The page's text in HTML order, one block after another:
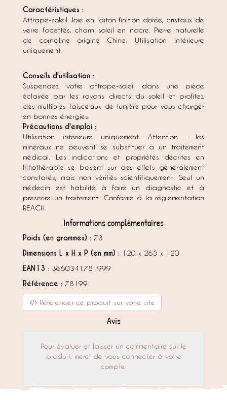
Caractéristiques :
Attrape-soleil Joie en laiton finition dorée, cristaux de
verre facettés, charm soleil en nacre. Pierre naturelle
de cornaline origine Chine. Utilisation intérieure
uniquement.
Conseils d'utilisation :
Suspendez votre attrape-soleil dans une pièce
éclairée par les rayons directs du soleil et profitez
des multiples faisceaux de lumière pour vous charger
en bonnes énergies.
Précautions d'emploi :
Utilisation intérieure uniquement. Attention : les
minéraux ne peuvent se substituer à un traitement
médical. Les indications et propriétés décrites en
lithothérapie se basent sur des effets généralement
constatés, mais non vérifiés scientifiquement. Seul un
médecin est habilité à faire un diagnostic et à
prescrire un traitement. Conforme à la réglementation
REACH.
Informations complémentaires
Poids (en grammes) : 73
Dimensions L x H x P (en mm) : 120 x 265 x 120
EAN13 : 3660341781999
Référence : 78199
Référencer ce produit sur votre site
Avis
Pour évaluer et laisser un commentaire sur le
produit, merci de vous connecter à votre
compte.